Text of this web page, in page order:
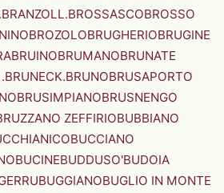
BROSSASCOBROSSO
BROZOLOBRUGHERIOBRUGINE
BRUINOBRUMANOBRUNATE
BRUNOBRUSAPORTO
BRUSIMPIANOBRUSNENGO
ZEFFIRIOBUBBIANO
BUCCIANO
BUCINEBUDDUSO'BUDOIA
BUGGIANOBUGLIO IN MONTE